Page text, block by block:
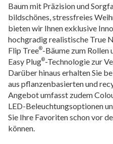
Baum mit Präzision und
bildschönes, stressfreies
bieten wir Ihnen exklusive
hochgradig realistische True
Flip Tree®-Bäume zum Rollen
Easy Plug®-Technologie zur
Darüber hinaus erhalten Sie
aus pflanzenbasierten und
Angebot umfasst zudem
LED-Beleuchtungsoptionen
Sie Ihre Favoriten schon vor
können.